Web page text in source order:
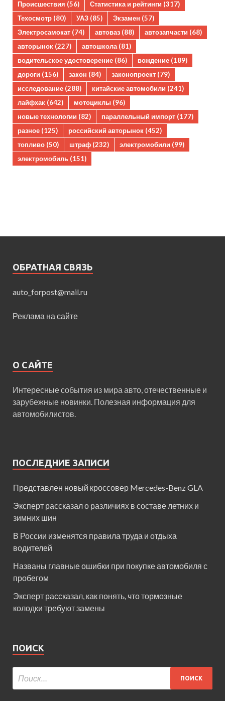
Происшествия (56) Статистика и рейтинги (317)
Техосмотр (80) УАЗ (85) Экзамен (57)
Электросамокат (74) автоваз (88) автозапчасти (68)
авторынок (227) автошкола(81)
водительское удостоверение (86) вождение (189)
дороги (156) закон (84) законопроект (79)
исследование (288) китайские автомобили (241)
лайфхак (642) мотоциклы (96)
новые технологии (82) параллельный импорт (177)
разное (125) российский авторынок (452)
топливо (50) штраф (232) электромобили (99)
электромобиль (151)
ОБРАТНАЯ СВЯЗЬ
auto_forpost@mail.ru
Реклама на сайте
О САЙТЕ
Интересные события из мира авто, отечественные и
зарубежные новинки. Полезная информация для
автомобилистов.
ПОСЛЕДНИЕ ЗАПИСИ
Представлен новый кроссовер Mercedes-Benz GLA
Эксперт рассказал о различиях в составе летних и
зимних шин
В России изменятся правила труда и отдыха
водителей
Названы главные ошибки при покупке автомобиля с
пробегом
Эксперт рассказал, как понять, что тормозные
колодки требуют замены
ПОИСК